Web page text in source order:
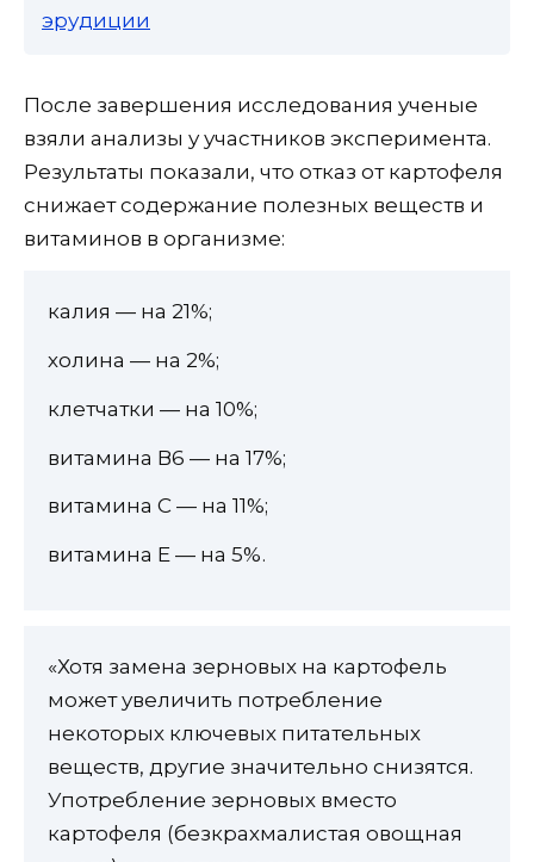
эрудиции
После завершения исследования ученые
взяли анализы у участников эксперимента.
Результаты показали, что отказ от картофеля
снижает содержание полезных веществ и
витаминов в организме:
калия — на 21%;
холина — на 2%;
клетчатки — на 10%;
витамина В6 — на 17%;
витамина С — на 11%;
витамина Е — на 5%.
«Хотя замена зерновых на картофель
может увеличить потребление
некоторых ключевых питательных
веществ, другие значительно снизятся.
Употребление зерновых вместо
картофеля (безкрахмалистая овощная